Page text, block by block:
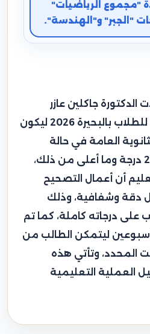
"مجموع الرياضيات"
"الجبر" و"الهندسة".
الدكتورة جاكلين عازر
تنسيق الثانوية العامة للطلاب بالبحيرة 2026 ليكون
العامة في حالة
حصول الطالب على 240 درجة وما أعلى من ذلك،
أن أعمال التصحيح
دقة وشفافية، وذلك
درجاته كاملة، كما تم
ليتمكن الطالب من
المحدد، وتأتي هذه
العملية التعليمية